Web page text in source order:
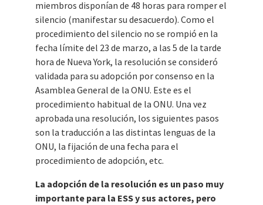
miembros disponían de 48 horas para romper el
silencio (manifestar su desacuerdo). Como el
procedimiento del silencio no se rompió en la
fecha límite del 23 de marzo, a las 5 de la tarde
hora de Nueva York, la resolución se consideró
validada para su adopción por consenso en la
Asamblea General de la ONU. Este es el
procedimiento habitual de la ONU. Una vez
aprobada una resolución, los siguientes pasos
son la traducción a las distintas lenguas de la
ONU, la fijación de una fecha para el
procedimiento de adopción, etc.
La adopción de la resolución es un paso muy
importante para la ESS y sus actores, pero